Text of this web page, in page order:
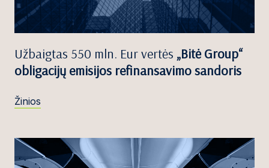
Užbaigtas 550 mln. Eur vertės „Bitė Group“
obligacijų emisijos refinansavimo sandoris
Žinios